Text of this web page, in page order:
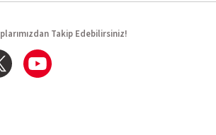
Takip Edebilirsiniz!